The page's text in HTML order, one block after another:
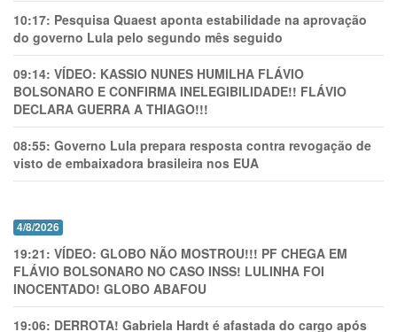
10:17: Pesquisa Quaest aponta estabilidade na aprovação
do governo Lula pelo segundo mês seguido
09:14: VÍDEO: KASSIO NUNES HUMlLHA FLÁVIO
BOLSONARO E CONFIRMA INELEGIBILIDADE!! FLÁVIO
DECLARA GUERRA A THIAGO!!!
08:55: Governo Lula prepara resposta contra revogação de
visto de embaixadora brasileira nos EUA
4/8/2026
19:21: VÍDEO: GLOBO NÃO MOSTROU!!! PF CHEGA EM
FLÁVIO BOLSONARO NO CASO INSS! LULINHA FOI
INOCENTADO! GLOBO ABAFOU
19:06: DERROTA! Gabriela Hardt é afastada do cargo após